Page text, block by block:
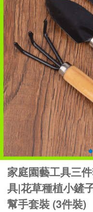
家庭園藝工具三
具|花草種植小鏟
幫手套裝 (3件裝)